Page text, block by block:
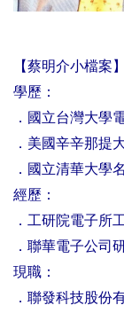
【蔡明介小檔案】
學歷：
．國立台灣大學
．美國辛辛那提
．國立清華大學
經歷：
．工研院電子所
．聯華電子公司
現職：
．聯發科技股份